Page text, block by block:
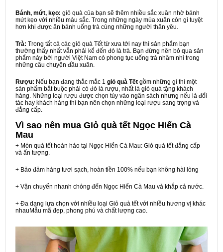
Bánh, mứt, kẹo: giỏ quà của bạn sẽ thêm nhiều sắc xuân nhờ bánh
mứt kẹo với nhiều màu sắc. Trong những ngày mùa xuân còn gì tuyệt
hơn khi được ăn bánh uống trà cùng những người thân yêu.
Trà: Trong tất cả các giỏ quà Tết từ xưa tới nay thì sản phẩm bạn
thường thấy nhất vẫn phải kể đến đó là trà. Bạn đừng nên bỏ qua sản
phẩm này bởi người Việt Nam có phong tục uống trà nhâm nhi trong
những câu chuyện đầu xuân.
Rượu: Nếu bạn đang thắc mắc 1 giỏ quà Tết gồm những gì thì một
sản phẩm bắt buộc phải có đó là rượu, nhất là giỏ quà tặng khách
hàng. Những loại rượu được chọn tùy vào ngân sách nhưng nếu là đối
tác hay khách hàng thì bạn nên chọn những loại rượu sang trọng và
đẳng cấp.
Vì sao nên mua Giỏ quà tết Ngọc Hiển Cà
Mau
+ Món quà tết hoàn hảo tại Ngọc Hiển Cà Mau: Giỏ quà tết đẳng cấp
và ấn tượng.
+ Bảo đảm hàng tươi sạch, hoàn tiền 100% nếu bạn không hài lòng
+ Vận chuyển nhanh chóng đến Ngọc Hiển Cà Mau và khắp cả nước.
+ Đa dạng lựa chọn với nhiều loại Giỏ quà tết với nhiều hương vị khác
nhauMẫu mã đẹp, phong phú và chất lượng cao.